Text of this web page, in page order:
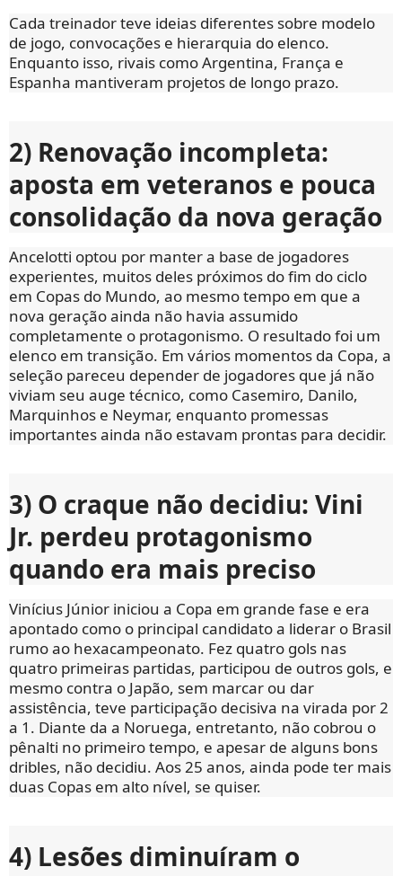
Cada treinador teve ideias diferentes sobre modelo
de jogo, convocações e hierarquia do elenco.
Enquanto isso, rivais como Argentina, França e
Espanha mantiveram projetos de longo prazo.
2) Renovação incompleta:
aposta em veteranos e pouca
consolidação da nova geração
Ancelotti optou por manter a base de jogadores
experientes, muitos deles próximos do fim do ciclo
em Copas do Mundo, ao mesmo tempo em que a
nova geração ainda não havia assumido
completamente o protagonismo. O resultado foi um
elenco em transição. Em vários momentos da Copa, a
seleção pareceu depender de jogadores que já não
viviam seu auge técnico, como Casemiro, Danilo,
Marquinhos e Neymar, enquanto promessas
importantes ainda não estavam prontas para decidir.
3) O craque não decidiu: Vini
Jr. perdeu protagonismo
quando era mais preciso
Vinícius Júnior iniciou a Copa em grande fase e era
apontado como o principal candidato a liderar o Brasil
rumo ao hexacampeonato. Fez quatro gols nas
quatro primeiras partidas, participou de outros gols, e
mesmo contra o Japão, sem marcar ou dar
assistência, teve participação decisiva na virada por 2
a 1. Diante da a Noruega, entretanto, não cobrou o
pênalti no primeiro tempo, e apesar de alguns bons
dribles, não decidiu. Aos 25 anos, ainda pode ter mais
duas Copas em alto nível, se quiser.
4) Lesões diminuíram o